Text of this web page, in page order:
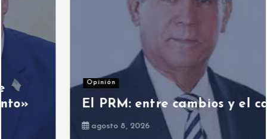
El PRM: entre cambios y el cambio
agosto 8, 2026